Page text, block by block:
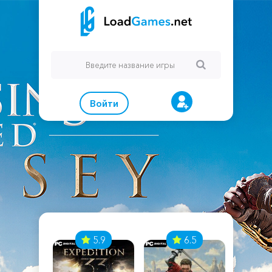
Войти
5.9 6.5